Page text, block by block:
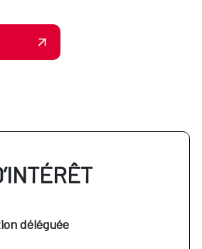
déléguée